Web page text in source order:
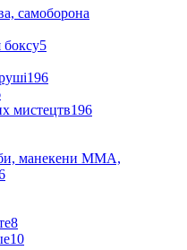
самоборона
боксу5
196
мистецтв196
манекени ММА,
8
10